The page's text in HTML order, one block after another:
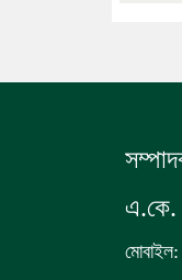
এ.কে.